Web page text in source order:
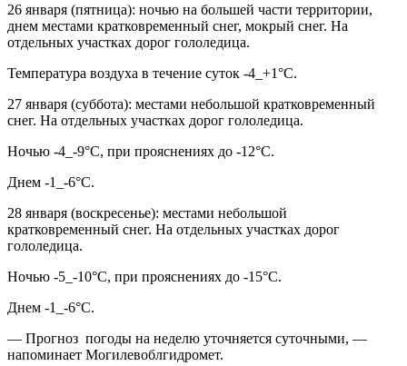
26 января (пятница): ночью на большей части территории,
днем местами кратковременный снег, мокрый снег. На
отдельных участках дорог гололедица.
Температура воздуха в течение суток -4_+1°С.
27 января (суббота): местами небольшой кратковременный
снег. На отдельных участках дорог гололедица.
Ночью -4_-9°С, при прояснениях до -12°С.
Днем -1_-6°С.
28 января (воскресенье): местами небольшой
кратковременный снег. На отдельных участках дорог
гололедица.
Ночью -5_-10°С, при прояснениях до -15°С.
Днем -1_-6°С.
— Прогноз погоды на неделю уточняется суточными, —
напоминает Могилевоблгидромет.